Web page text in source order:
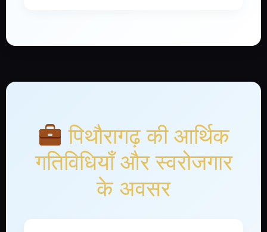
पिथौरागढ़ की आर्थिक
गतिविधियाँ और स्वरोजगार
के अवसर